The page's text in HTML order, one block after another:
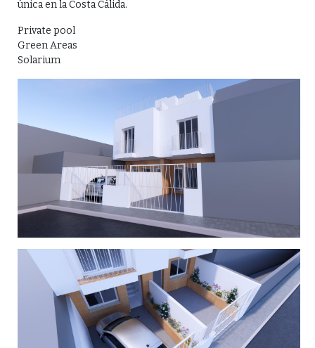
única en la Costa Cálida.
Private pool
Green Areas
Solarium